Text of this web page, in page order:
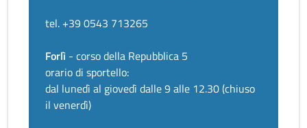
tel. +39 0543 713265
Forlì - corso della Repubblica 5
orario di sportello:
dal lunedì al giovedì dalle 9 alle 12.30 (chiuso
il venerdì)